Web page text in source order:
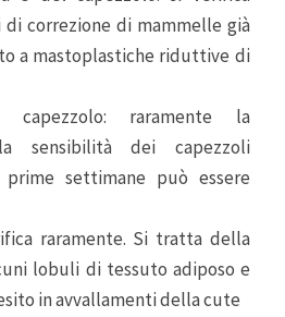
di correzione di mammelle già
a mastoplastiche riduttive di
capezzolo: raramente la
sensibilità dei capezzoli
settimane può essere
raramente. Si tratta della
lobuli di tessuto adiposo e
in avvallamenti della cute